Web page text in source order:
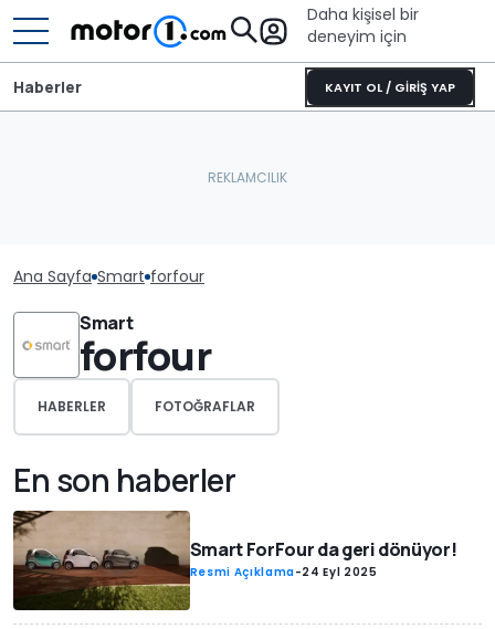
Daha kişisel bir
deneyim için
KAYIT OL / GİRİŞ YAP
Haberler
Ana Sayfa Smart forfour
Smart
forfour
HABERLER FOTOĞRAFLAR
En son haberler
Smart ForFour da geri dönüyor!
Resmi Açıklama-24 Eyl 2025